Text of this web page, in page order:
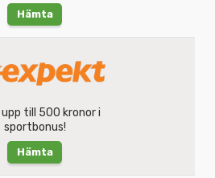
Hämta
upp till 500 kronor i
sportbonus!
Hämta